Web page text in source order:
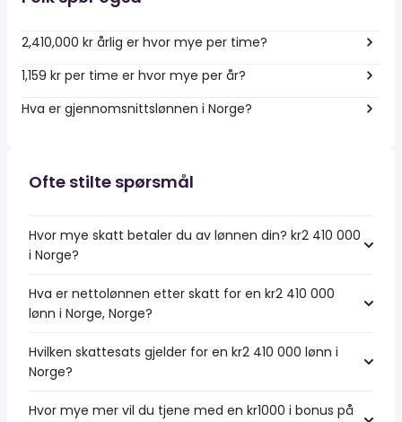
2,410,000 kr årlig er hvor mye per time?
1,159 kr per time er hvor mye per år?
Hva er gjennomsnittslønnen i Norge?
Ofte stilte spørsmål
Hvor mye skatt betaler du av lønnen din? kr2 410 000
i Norge?
Hva er nettolønnen etter skatt for en kr2 410 000
lønn i Norge, Norge?
Hvilken skattesats gjelder for en kr2 410 000 lønn i
Norge?
Hvor mye mer vil du tjene med en kr1000 i bonus på